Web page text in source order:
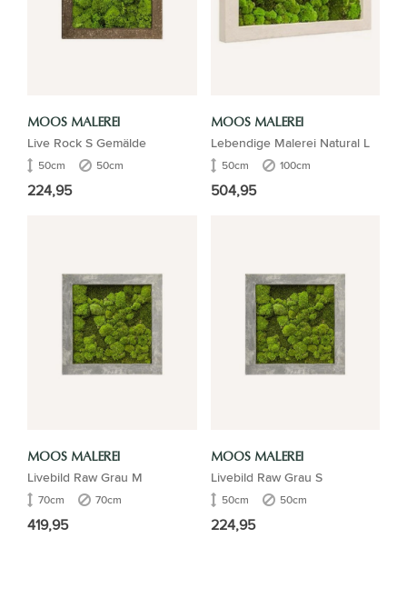
MOOS MALEREI
Live Rock S Gemälde
50cm 50cm
224,95
MOOS MALEREI
Lebendige Malerei Natural L
50cm 100cm
504,95
MOOS MALEREI
Livebild Raw Grau M
70cm 70cm
419,95
MOOS MALEREI
Livebild Raw Grau S
50cm 50cm
224,95